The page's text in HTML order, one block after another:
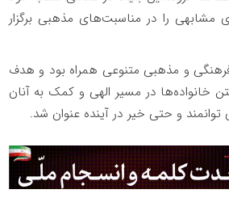
مشابهی را در مناسبت‌های مذهبی برگزار
فرهنگی و مذهبی متنوعی همراه بود و هدف
خانواده‌ها در مسیر الهی و کمک به آنان
توانمند و حتی خیر در آینده عنوان شد.